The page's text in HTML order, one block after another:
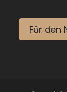
Für den